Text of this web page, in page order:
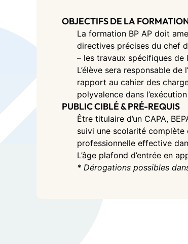
OBJECTIFS DE LA
La formation BP AP doit
directives précises du chef
– les travaux spécifiques de
L’élève sera responsable
rapport au cahier des
polyvalence dans
PUBLIC CIBLÉ & PRÉ-REQUIS
Être titulaire d’un CAPA,
suivi une scolarité complète
professionnelle effective
L’âge plafond d’entrée en
* Dérogations possibles